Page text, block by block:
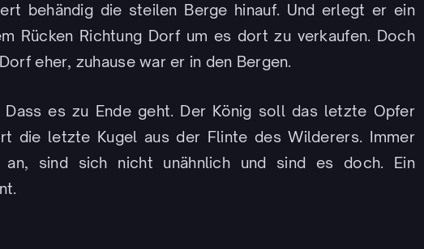
behändig die steilen Berge hinauf. Und erlegt er ein
Rücken Richtung Dorf um es dort zu verkaufen. Doch
eher, zuhause war er in den Bergen.
Dass es zu Ende geht. Der König soll das letzte Opfer
die letzte Kugel aus der Flinte des Wilderers. Immer
sind sich nicht unähnlich und sind es doch. Ein